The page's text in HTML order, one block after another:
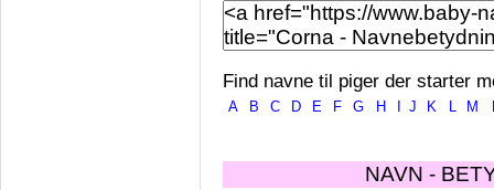
Find navne til piger der starter
A B C D E F G H J K L M
NAVN -